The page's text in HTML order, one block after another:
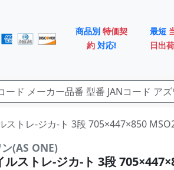
商品別 特価契
約 対応!
最短
日出
ストレ-ジカ-ト 3段 705×447×850
(AS ONE)
ルストレ-ジカ-ト 3段